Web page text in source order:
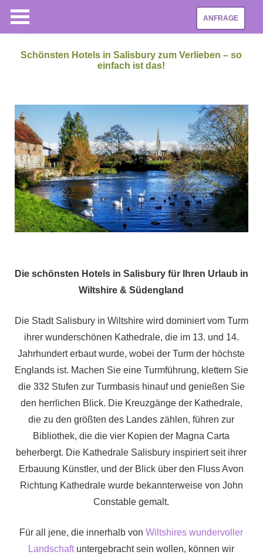
ANFRAGE
Schönsten Hotels in Salisbury zum Verlieben – so
einfach ist das!
Die schönsten Hotels in Salisbury für Ihren Urlaub in
Wiltshire & Südengland
Die Stadt Salisbury in Wiltshire wird dominiert vom Turm
ihrer wunderschönen Kathedrale, die im 13. und 14.
Jahrhundert erbaut wurde, wobei der Turm der höchste
Englands ist. Machen Sie eine Turmführung, klettern Sie
die 332 Stufen zur Turmbasis hinauf und genießen Sie
den herrlichen Blick. Die Kreuzgänge der Kathedrale,
die zu den größten des Landes zählen, führen zur
Bibliothek, die die vier Kopien der Magna Carta
beherbergt. Die Kathedrale Salisbury inspiriert seit ihrer
Erbauung Künstler, und der Blick über den Fluss Avon
Richtung Kathedrale wurde bekannterweise von John
Constable gemalt.
Für all jene, die innerhalb vonWiltshires wundervoller
Landschaftuntergebracht sein wollen, können wir